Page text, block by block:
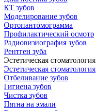
КТ зубов
Моделирование зубов
Ортопантомограмма
Профилактический осмотр
Радиовизиография зубов
Рентген зуба
Эстетическая стоматология
Эстетическая стоматология
Отбеливание зубов
Гигиена зубов
Чистка зубов
Пятна на эмали